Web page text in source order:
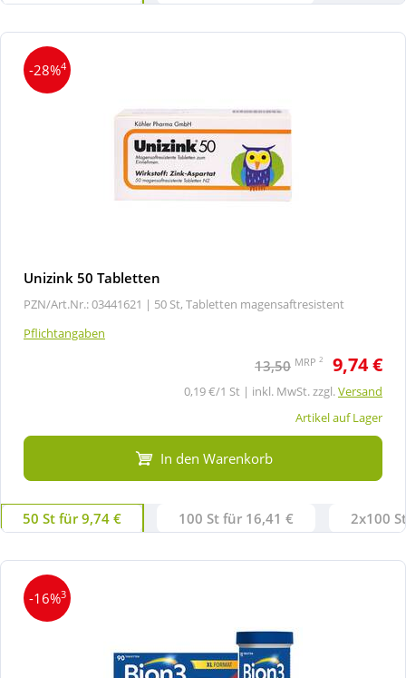
-28%4
Unizink 50 Tabletten
PZN/Art.Nr.: 03441621 | 50 St, Tabletten magensaftresistent
Pflichtangaben
13,50 MRP 2 9,74 €
0,19 €/1 St | inkl. MwSt. zzgl.Versand
Artikel auf Lager
In den Warenkorb
50 St für 9,74 € 100 St für 16,41 € 2x100
-16%3